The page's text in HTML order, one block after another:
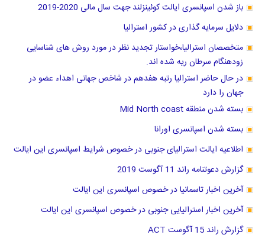
باز شدن اسپانسری ایالت کوئینزلند جهت سال مالی 2020-2019
دلایل سرمایه گذاری در کشور استرالیا
متخصصان استرالیا،خواستار تجدید نظر در مورد روش های شناسایی
زودهنگام سرطان ریه شده اند.
در حال حاضر استرالیا رتبه هفدهم در شاخص جهانی اهداء عضو در
جهان را دارد
بسته شدن منطقه Mid North coast
بسته شدن اسپانسری اورانا
اطلاعیه ایالت استرالیای جنوبی در خصوص شرایط اسپانسری این ایالت
گزارش دعوتنامه راند 11 آگوست 2019
آخرین اخبار تاسمانیا در خصوص اسپانسری این ایالت
آخرین اخبار استرالیایی جنوبی در خصوص اسپانسری این ایالت
گزارش راند 15 آگوست ACT